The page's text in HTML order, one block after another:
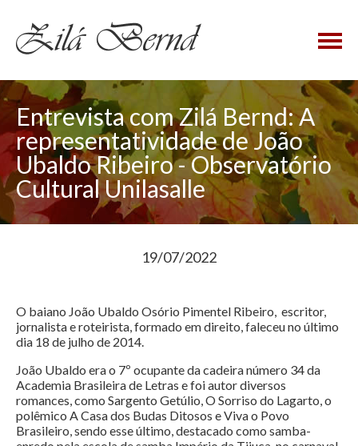
×
Entrevista com Zilá Bernd: A
representatividade de João
Ubaldo Ribeiro - Observatório
Cultural Unilasalle
19/07/2022
O baiano João Ubaldo Osório Pimentel Ribeiro, escritor,
jornalista e roteirista, formado em direito, faleceu no último
dia 18 de julho de 2014.
João Ubaldo era o 7º ocupante da cadeira número 34 da
Academia Brasileira de Letras e foi autor diversos
romances, como Sargento Getúlio, O Sorriso do Lagarto, o
polêmico A Casa dos Budas Ditosos e Viva o Povo
Brasileiro, sendo esse último, destacado como samba-